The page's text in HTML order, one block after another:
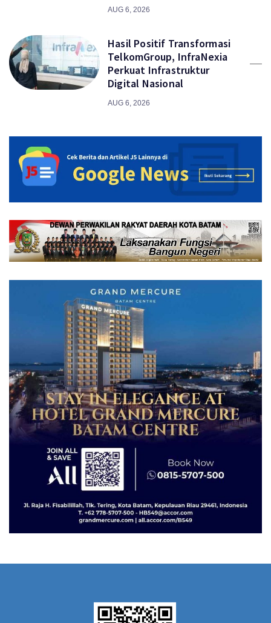
AUG 6, 2026
Hasil Positif Transformasi
TelkomGroup, InfraNexia
Perkuat Infrastruktur
Digital Nasional
AUG 6, 2026